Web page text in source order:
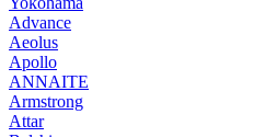
Advance
Aeolus
Apollo
ANNAITE
Armstrong
Attar